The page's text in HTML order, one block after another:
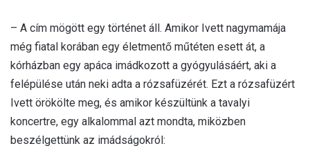
– A cím mögött egy történet áll. Amikor Ivett nagymamája
még fiatal korában egy életmentő műtéten esett át, a
kórházban egy apáca imádkozott a gyógyulásáért, aki a
felépülése után neki adta a rózsafüzérét. Ezt a rózsafüzért
Ivett örökölte meg, és amikor készültünk a tavalyi
koncertre, egy alkalommal azt mondta, miközben
beszélgettünk az imádságokról: